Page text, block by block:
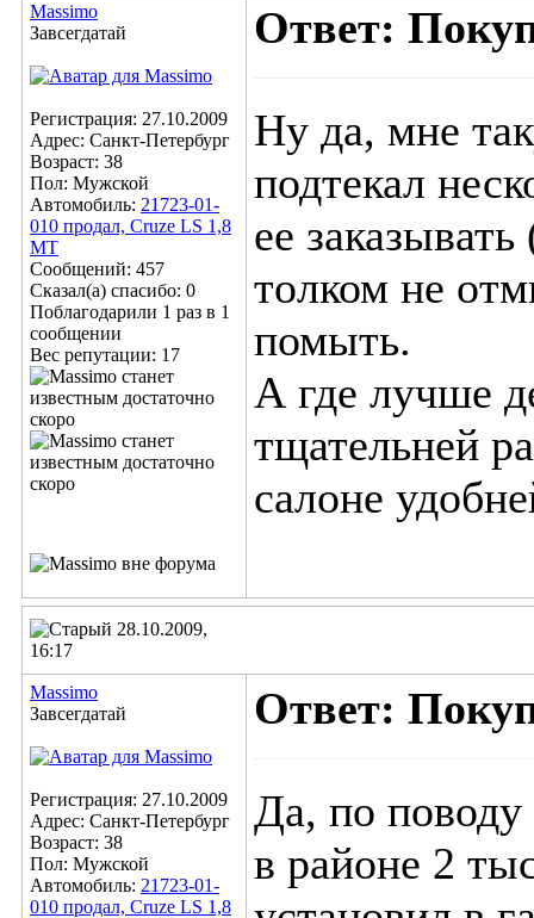
Massimo
Завсегдатай
Регистрация: 27.10.2009
Адрес: Санкт-Петербург
Возраст: 38
Пол: Мужской
Автомобиль: 21723-01-
010 продал, Cruze LS 1,8
MT
Сообщений: 457
Сказал(а) спасибо: 0
Поблагодарили 1 раз в 1
сообщении
Вес репутации: 17
Ответ:
Ну да, мне
подтекал
ее
толком не
помыть.
А где лучше
тщательней
салоне
28.10.2009,
16:17
Massimo
Завсегдатай
Регистрация: 27.10.2009
Адрес: Санкт-Петербург
Возраст: 38
Пол: Мужской
Автомобиль: 21723-01-
010 продал, Cruze LS 1,8
Ответ:
Да, по поводу
в районе 2